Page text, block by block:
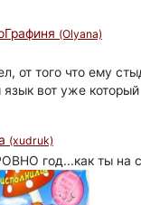
(Olyana)
от того что ему
язык вот уже
(xudruk)
год...как ты на